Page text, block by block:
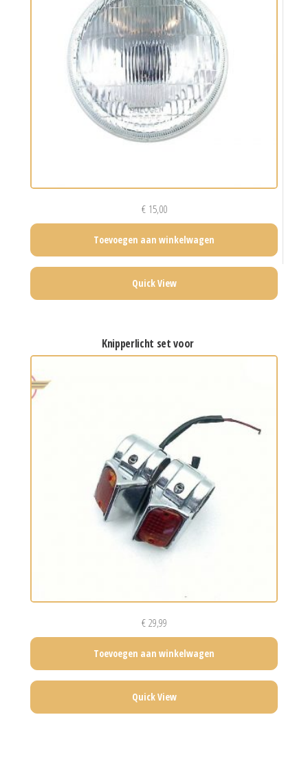
€15,00
Toevoegen aan winkelwagen
Quick View
knipperlicht set voor
€29,99
Toevoegen aan winkelwagen
Quick View